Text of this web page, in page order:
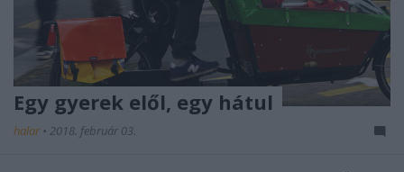
Egy gyerek elől, egy hátul
halar • 2018. február 03.